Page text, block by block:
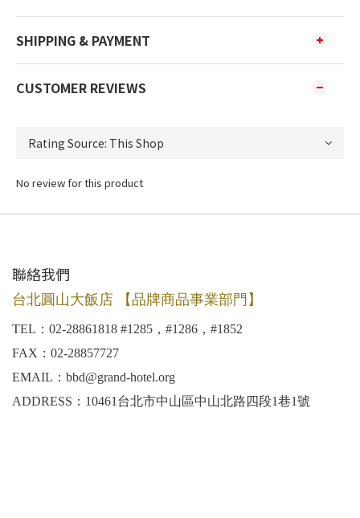
SHIPPING & PAYMENT
CUSTOMER REVIEWS
No review for this product
聯絡我們
台北圓山大飯店 【品牌商品事業部門】
TEL：02-28861818 #1285，#1286，#1852
FAX：02-28857727
EMAIL：bbd@grand-hotel.org
ADDRESS：10461台北市中山區中山北路四段1巷1號